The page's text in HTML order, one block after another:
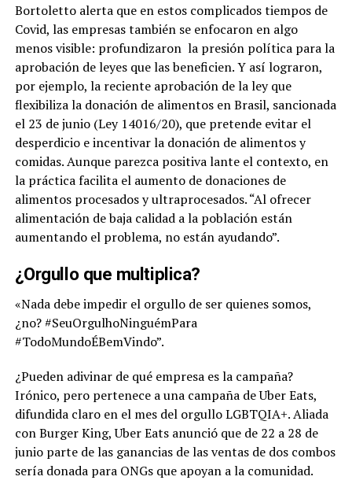
Bortoletto alerta que en estos complicados tiempos de
Covid, las empresas también se enfocaron en algo
menos visible: profundizaron la presión política para la
aprobación de leyes que las beneficien. Y así lograron,
por ejemplo, la reciente aprobación de la ley que
flexibiliza la donación de alimentos en Brasil, sancionada
el 23 de junio (Ley 14016/20), que pretende evitar el
desperdicio e incentivar la donación de alimentos y
comidas. Aunque parezca positiva lante el contexto, en
la práctica facilita el aumento de donaciones de
alimentos procesados y ultraprocesados. “Al ofrecer
alimentación de baja calidad a la población están
aumentando el problema, no están ayudando”.
¿Orgullo que multiplica?
«Nada debe impedir el orgullo de ser quienes somos,
¿no? #SeuOrgulhoNinguémPara
#TodoMundoÉBemVindo”.
¿Pueden adivinar de qué empresa es la campaña?
Irónico, pero pertenece a una campaña de Uber Eats,
difundida claro en el mes del orgullo LGBTQIA+. Aliada
con Burger King, Uber Eats anunció que de 22 a 28 de
junio parte de las ganancias de las ventas de dos combos
sería donada para ONGs que apoyan a la comunidad.